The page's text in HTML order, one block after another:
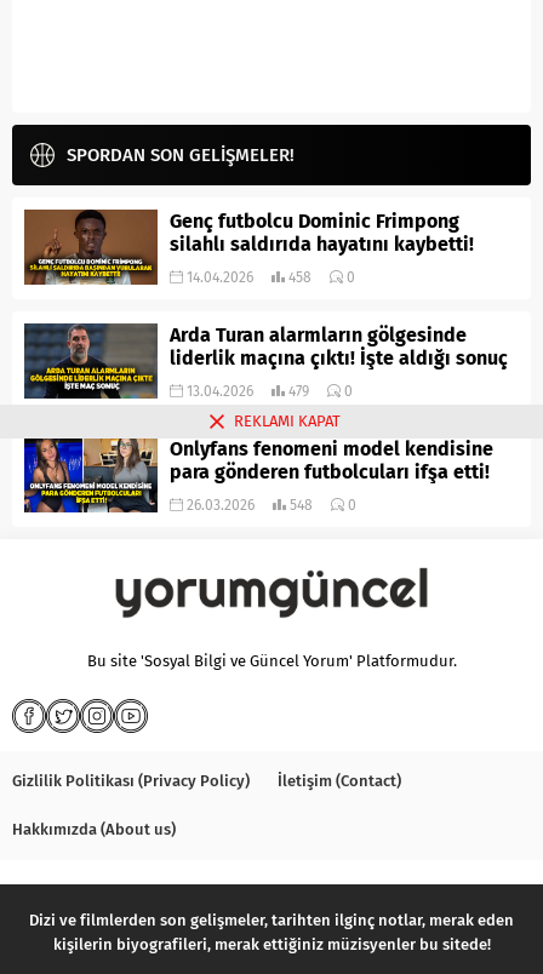
SPORDAN SON GELİŞMELER!
Genç futbolcu Dominic Frimpong
silahlı saldırıda hayatını kaybetti!
14.04.2026 458 0
Arda Turan alarmların gölgesinde
liderlik maçına çıktı! İşte aldığı sonuç
13.04.2026 479 0
Onlyfans fenomeni model kendisine
para gönderen futbolcuları ifşa etti!
26.03.2026 548 0
Bu site 'Sosyal Bilgi ve Güncel Yorum' Platformudur.
Gizlilik Politikası (Privacy Policy) İletişim (Contact)
Hakkımızda (About us)
Dizi ve filmlerden son gelişmeler, tarihten ilginç notlar, merak eden
kişilerin biyografileri, merak ettiğiniz müzisyenler bu sitede!
REKLAMI KAPAT